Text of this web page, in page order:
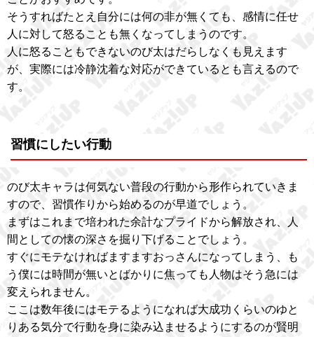
そうすればたとえ自分には何の非が無くても、感情に任せ
人に対して怒ることも無くなってしまうのです。
人に怒ることもできないのび太はだらしなくも見えます
が、実際には冷静沈着な対応ができているとも言えるので
す。
習慣にしたい行動
のび太キャラは何気ない普段の行動から形作られていきま
すので、習慣作りから始めるのが早道でしょう。
まずはこれまで培われた余計なプライドから解放され、人
間としての懐の深さを掘り下げることでしょう。
すぐにモテなければますますおっさんになってしまう、も
う僕には時間が無いとばかりに焦っても人物はそう急には
変えられません。
ここは数年後にはモテるようになれば大成功くらいのゆと
りある気分で行動を身に染み込ませるようにするのが賢明